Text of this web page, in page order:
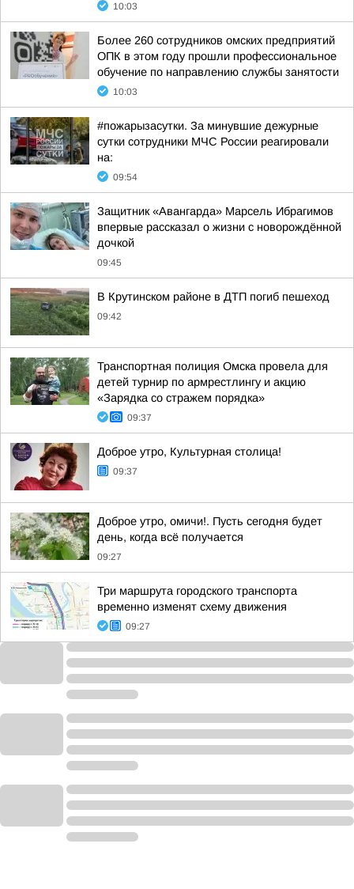
10:03
Более 260 сотрудников омских предприятий
ОПК в этом году прошли профессиональное
обучение по направлению службы занятости
10:03
#пожарызасутки. За минувшие дежурные
сутки сотрудники МЧС России реагировали
на:
09:54
Защитник «Авангарда» Марсель Ибрагимов
впервые рассказал о жизни с новорождённой
дочкой
09:45
В Крутинском районе в ДТП погиб пешеход
09:42
Транспортная полиция Омска провела для
детей турнир по армрестлингу и акцию
«Зарядка со стражем порядка»
09:37
Доброе утро, Культурная столица!
09:37
Доброе утро, омичи!. Пусть сегодня будет
день, когда всё получается
09:27
Три маршрута городского транспорта
временно изменят схему движения
09:27